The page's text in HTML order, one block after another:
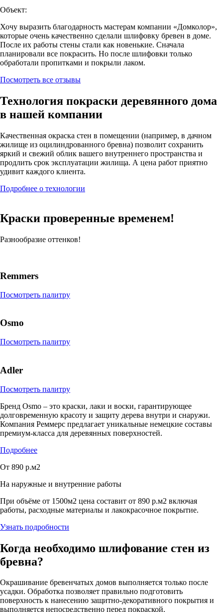
Объект:
Хочу выразить благодарность мастерам компании «Домколор»,
которые очень качественно сделали шлифовку бревен в доме.
После их работы стены стали как новенькие. Сначала
планировали все покрасить. Но после шлифовки только
обработали пропитками и покрыли лаком.
Посмотреть все отзывы
Технология покраски деревянного дома
в нашей компании
Качественная окраска стен в помещении (например, в дачном
жилище из оцилиндрованного бревна) позволит сохранить
яркий и свежий облик вашего внутреннего пространства и
продлить срок эксплуатации жилища. А цена работ приятно
удивит каждого клиента.
Подробнее о технологии
Краски проверенные временем!
Разнообразие оттенков!
Remmers
Посмотреть палитру
Osmo
Посмотреть палитру
Adler
Посмотреть палитру
Бренд Osmo – это краски, лаки и воски, гарантирующее
долговременную красоту и защиту дерева внутри и снаружи.
Компания Реммерс предлагает уникальные немецкие составы
премиум-класса для деревянных поверхностей.
Подробнее
От 890 р.м2
На наружные и внутренние работы
При объёме от 1500м2 цена составит от 890 р.м2 включая
работы, расходные материалы и лакокрасочное покрытие.
Узнать подробности
Когда необходимо шлифование стен из
бревна?
Окрашивание бревенчатых домов выполняется только после
усадки. Обработка позволяет правильно подготовить
поверхность к нанесению защитно-декоративного покрытия и
выполняется непосредственно перед покраской.